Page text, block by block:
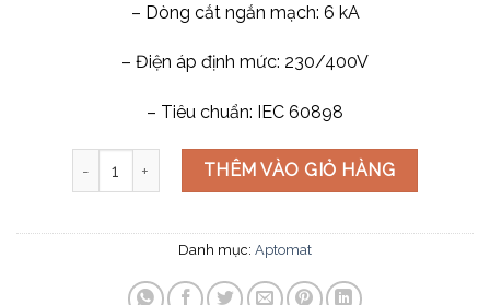
– Dòng cắt ngắn mạch: 6 kA
– Điện áp định mức: 230/400V
– Tiêu chuẩn: IEC 60898
Aptomat uten 1 Pha 40A số lượng
THÊM VÀO GIỎ HÀNG
Danh mục: Aptomat